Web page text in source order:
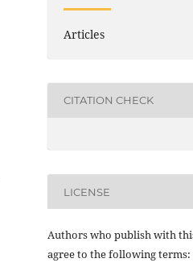
Articles
CITATION CHECK
LICENSE
Authors who publish with
agree to the following terms: